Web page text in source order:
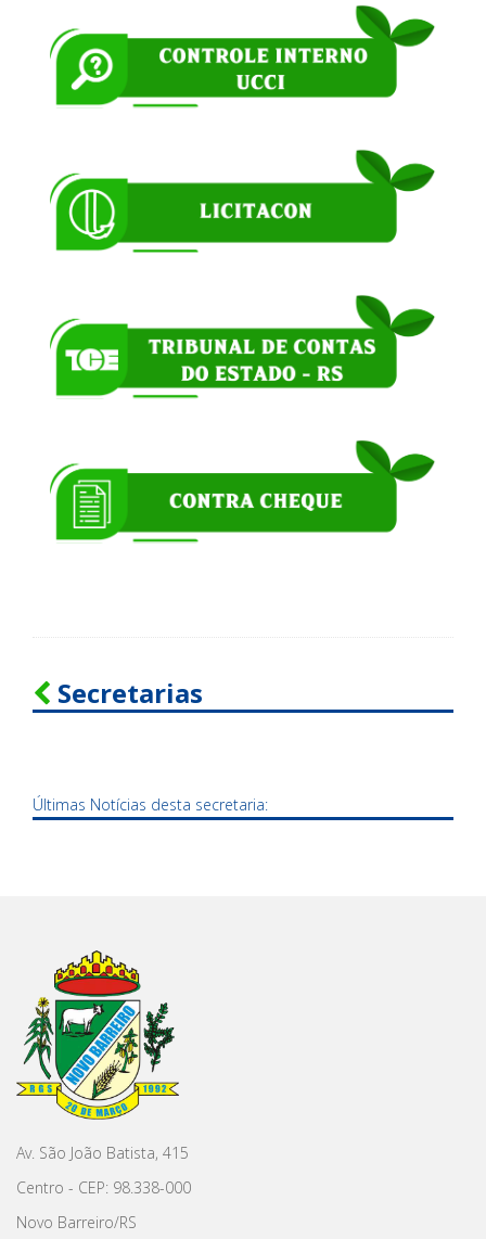
Secretarias
Últimas Notícias desta secretaria:
Av. São João Batista, 415
Centro - CEP: 98.338-000
Novo Barreiro/RS